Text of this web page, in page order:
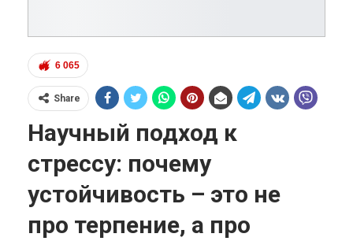
6 065
Share
Научный подход к
стрессу: почему
устойчивость – это не
про терпение, а про